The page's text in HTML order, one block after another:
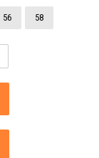
56 58